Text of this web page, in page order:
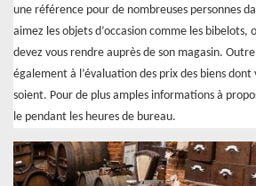
une référence pour de nombreuses personnes
aimez les objets d’occasion comme les bibelots,
devez vous rendre auprès de son magasin.
également à l’évaluation des prix des biens dont
soient. Pour de plus amples informations à
le pendant les heures de bureau.